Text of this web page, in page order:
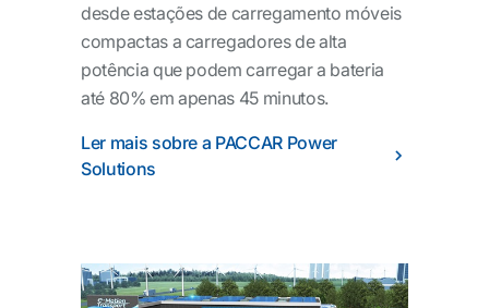
desde estações de carregamento móveis
compactas a carregadores de alta
potência que podem carregar a bateria
até 80% em apenas 45 minutos.
Ler mais sobre a PACCAR Power
Solutions